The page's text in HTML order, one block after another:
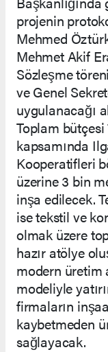
projenin
Mehmed
Mehmet Akif
Sözleşme
ve Genel
uygulanacağı
Toplam
kapsamında
Kooperatifleri
üzerine 3 bin
inşa edilecek.
ise tekstil ve
olmak üzere
hazır atölye
modern üretim
modeliyle
firmaların
kaybetmeden
sağlayacak.